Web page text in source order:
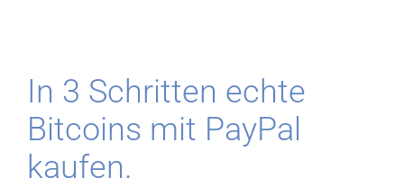
In 3 Schritten echte
Bitcoins mit PayPal
kaufen.